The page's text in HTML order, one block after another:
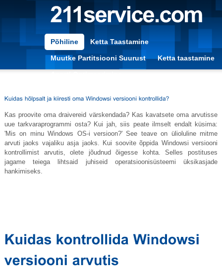
Põhiline Ketta Taastamine
Muutke Partitsiooni Suurust Ketta taastamine
Kas proovite oma draivereid värskendada? Kas kavatsete oma arvutisse
uue tarkvaraprogrammi osta? Kui jah, siis peate ilmselt endalt küsima:
'Mis on minu Windows OS-i versioon?' See teave on ülioluline mitme
arvuti jaoks vajaliku asja jaoks. Kui soovite õppida Windowsi versiooni
kontrollimist arvutis, olete jõudnud õigesse kohta. Selles postituses
jagame teiega lihtsaid juhiseid operatsioonisüsteemi üksikasjade
hankimiseks.